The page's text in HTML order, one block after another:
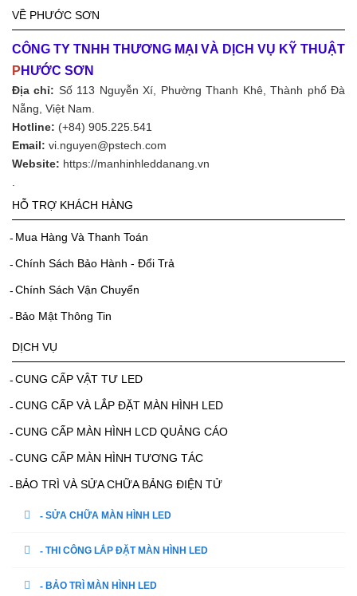
VỀ PHƯỚC SƠN
CÔNG TY TNHH THƯƠNG MẠI VÀ DỊCH VỤ KỸ THUẬT
P HƯỚC SƠN
Địa chỉ: Số 113 Nguyễn Xí, Phường Thanh Khê, Thành phố Đà
Nẵng, Việt Nam.
Hotline: (+84) 905.225.541
Email: vi.nguyen@pstech.com
Website: https://manhinhleddanang.vn
HỖ TRỢ KHÁCH HÀNG
Mua Hàng Và Thanh Toán
Chính Sách Bảo Hành - Đổi Trả
Chính Sách Vận Chuyển
Bảo Mật Thông Tin
DỊCH VỤ
CUNG CẤP VẬT TƯ LED
CUNG CẤP VÀ LẮP ĐẶT MÀN HÌNH LED
CUNG CẤP MÀN HÌNH LCD QUẢNG CÁO
CUNG CẤP MÀN HÌNH TƯƠNG TÁC
BẢO TRÌ VÀ SỬA CHỮA BẢNG ĐIỆN TỬ
SỬA CHỮA MÀN HÌNH LED
THI CÔNG LẮP ĐẶT MÀN HÌNH LED
BẢO TRÌ MÀN HÌNH LED